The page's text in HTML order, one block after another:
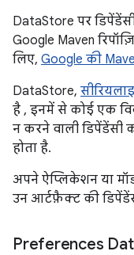
DataStore पर
Google Maven
लिए, Google की
DataStore,
है , इनमें से कोई एक
न करने वाली डिपेंडेंसी
होता है.
अपने ऐप्लिकेशन या
उन आर्टफ़ैक्ट की
Preferences